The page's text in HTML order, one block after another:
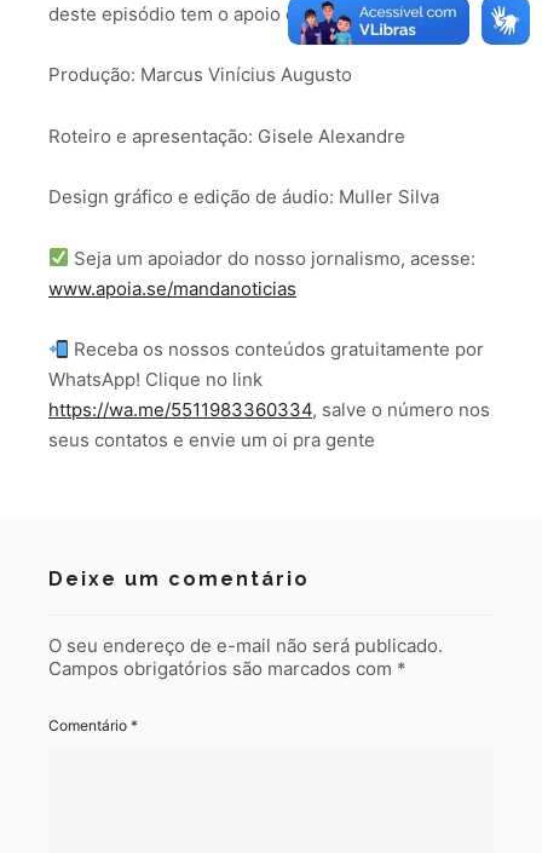
deste episódio tem o apoio da Fundação ABH.
Produção: Marcus Vinícius Augusto
Roteiro e apresentação: Gisele Alexandre
Design gráfico e edição de áudio: Muller Silva
Seja um apoiador do nosso jornalismo, acesse:
www.apoia.se/mandanoticias
Receba os nossos conteúdos gratuitamente por
WhatsApp! Clique no link
https://wa.me/5511983360334, salve o número nos
seus contatos e envie um oi pra gente
Deixe um comentário
O seu endereço de e-mail não será publicado.
Campos obrigatórios são marcados com *
Comentário *